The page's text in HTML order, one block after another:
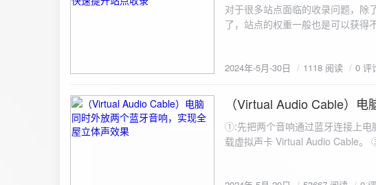
压缩包中 addFileToZip("img",$zip);
对于很多站点面临的收录问题，除
了，站点的权重一般也是可以获得
2024年-5月-30日 1118 阅读 0 评
2024-5-29
（Virtual Audio Cable）
①:先把两个音响通过蓝牙连接上电
载虚拟声卡 Virtual Audio Cable。 ③: